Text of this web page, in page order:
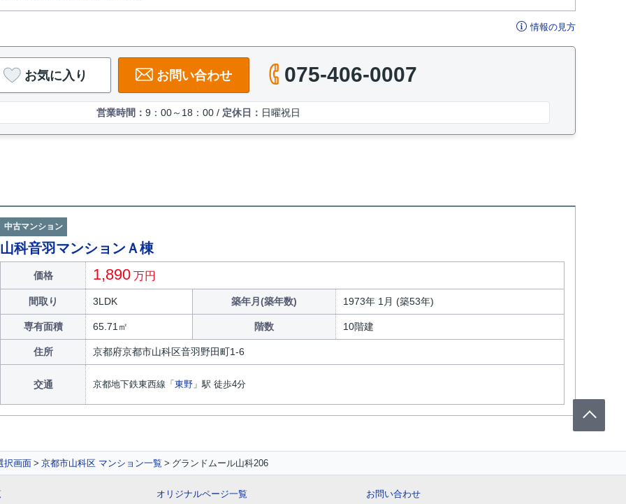
情報の見方
お気に入り お問い合わせ 075-406-0007
営業時間： 9：00～18：00 / 定休日： 日曜祝日
中古マンション
山科音羽マンションＡ棟
価格 1,890 万円
間取り 3LDK 築年月(築年数) 1973年 1月 (築53年)
専有面積 65.71㎡ 階数 10階建
住所 京都府京都市山科区音羽野田町1-6
交通 京都地下鉄東西線 「 東野 」駅 徒歩4分
択画面 京都市山科区 マンション一覧 グランドムール山科206
オリジナルページ一覧 お問い合わせ